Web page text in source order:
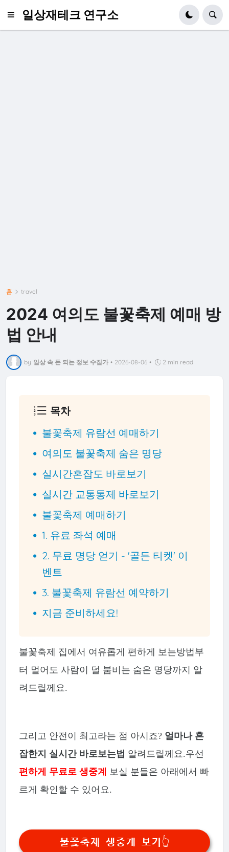
일상재테크 연구소
홈 travel
2024 여의도 불꽃축제 예매 방
법 안내
by 일상 속 돈 되는 정보 수집가 • 2026-08-06 • 2 min read
목차
불꽃축제 유람선 예매하기
여의도 불꽃축제 숨은 명당
실시간혼잡도 바로보기
실시간 교통통제 바로보기
불꽃축제 예매하기
1. 유료 좌석 예매
2. 무료 명당 얻기 - '골든 티켓' 이
벤트
3. 불꽃축제 유람선 예약하기
지금 준비하세요!
불꽃축제 집에서 여유롭게 편하게 보는방법부
터 멀어도 사람이 덜 붐비는 숨은 명당까지 알
려드릴께요.
그리고 안전이 최고라는 점 아시죠?얼마나 혼
잡한지 실시간 바로보는법 알려드릴께요.우선
편하게 무료로 생중계 보실 분들은 아래에서 빠
르게 확인할 수 있어요.
불꽃축제 생중계 보기👆